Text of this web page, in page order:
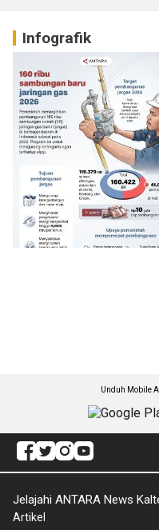
Infografik
Unduh Mobile
Jelajahi ANTARA News
Artikel